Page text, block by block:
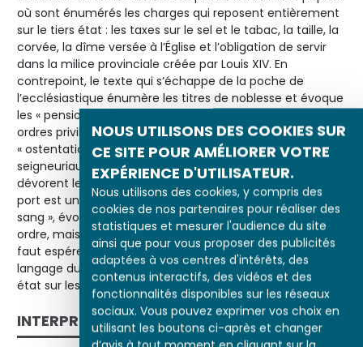
NOUS UTILISONS DES COOKIES SUR
CE SITE POUR AMÉLIORER VOTRE
EXPÉRIENCE D'UTILISATEUR.
Nous utilisons des cookies, y compris des
cookies de nos partenaires pour réaliser des
statistiques et mesurer l'audience du site
ainsi que pour vous proposer des publicités
adaptées à vos centres d'intérêts, des
contenus interactifs, des vidéos et des
fonctionnalités disponibles sur les réseaux
sociaux. Vous pouvez exprimer vos choix en
utilisant les boutons ci-après et changer
où sont énumérés les charges qui reposent entièrement
sur le tiers état : les taxes sur le sel et le tabac, la taille, la
corvée, la dîme versée à l’Église et l’obligation de servir
dans la milice provinciale créée par Louis XIV. En
contrepoint, le texte qui s’échappe de la poche de
l’ecclésiastique énumère les titres de noblesse et évoque
les « pensions » que reçoivent du roi les membres des
ordres privilégiés et qui leur permettent de vivre dans l’
« ostentation ». En bas à gauche, les « lièvres
seigneuriaux », car leur chasse est réservée au seigneur,
dévorent les choux plantés par le paysan. L’épée, dont le
port est un privilège aristocratique, est dite « rougie de
sang », évocation à la fois de la fonction militaire de cet
ordre, mais aussi d’une certaine cruauté. La légende « A
faut espérer q’eu se jeu la finira bientôt » utilise le
langage du paysan, signe d’une revanche à venir du tiers
état sur les deux autres.
INTERPRÉTATION